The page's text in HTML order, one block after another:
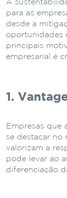
A
para as
desde a
oportunidades
principais
empresarial é
1.
Empresas que
se destacar no
valorizam a
pode levar ao
diferenciação